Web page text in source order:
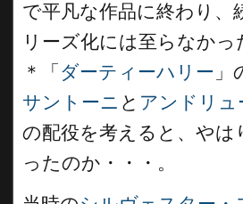
で平凡な作品に終わり、
リーズ化には至らなかっ
＊
「 ダーティーハリー 」
サントーニ と アンドリュ
の配役を考えると、やは
ったのか・・・。